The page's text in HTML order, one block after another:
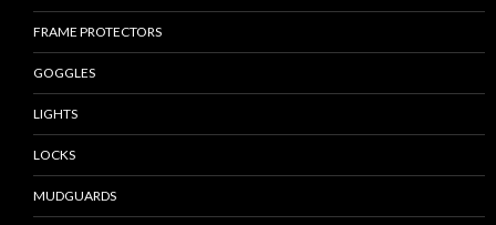
FRAME PROTECTORS
GOGGLES
LIGHTS
LOCKS
MUDGUARDS